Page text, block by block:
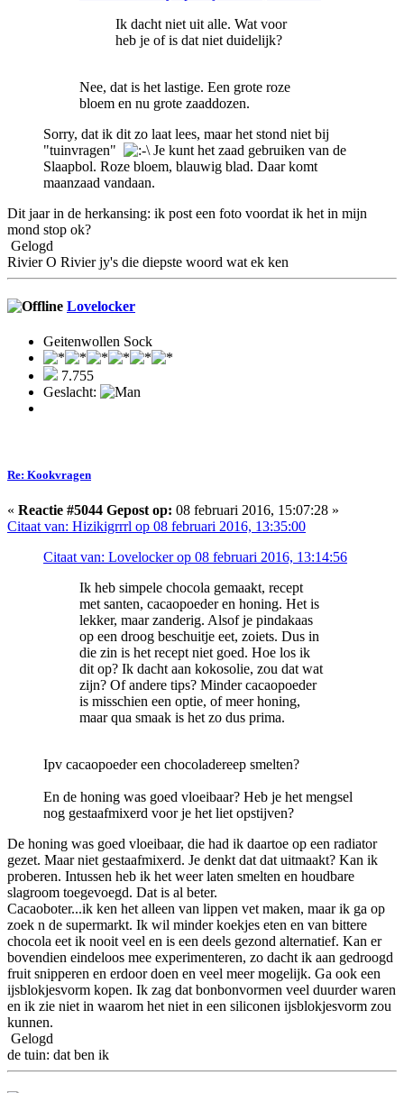
Ik dacht niet uit alle. Wat voor
heb je of is dat niet duidelijk?
Nee, dat is het lastige. Een grote roze
bloem en nu grote zaaddozen.
Sorry, dat ik dit zo laat lees, maar het stond niet bij
"tuinvragen"
Je kunt het zaad gebruiken van de
Slaapbol. Roze bloem, blauwig blad. Daar komt
maanzaad vandaan.
Dit jaar in de herkansing: ik post een foto voordat ik het in mijn
mond stop ok?
Gelogd
Rivier O Rivier jy's die diepste woord wat ek ken
Lovelocker
Geitenwollen Sock
7.755
Geslacht:
Re: Kookvragen
« Reactie #5044 Gepost op: 08 februari 2016, 15:07:28 »
Citaat van: Hizikigrrrl op 08 februari 2016, 13:35:00
Citaat van: Lovelocker op 08 februari 2016, 13:14:56
Ik heb simpele chocola gemaakt, recept
met santen, cacaopoeder en honing. Het is
lekker, maar zanderig. Alsof je pindakaas
op een droog beschuitje eet, zoiets. Dus in
die zin is het recept niet goed. Hoe los ik
dit op? Ik dacht aan kokosolie, zou dat wat
zijn? Of andere tips? Minder cacaopoeder
is misschien een optie, of meer honing,
maar qua smaak is het zo dus prima.
Ipv cacaopoeder een chocoladereep smelten?
En de honing was goed vloeibaar? Heb je het mengsel
nog gestaafmixerd voor je het liet opstijven?
De honing was goed vloeibaar, die had ik daartoe op een radiator
gezet. Maar niet gestaafmixerd. Je denkt dat dat uitmaakt? Kan ik
proberen. Intussen heb ik het weer laten smelten en houdbare
slagroom toegevoegd. Dat is al beter.
Cacaoboter...ik ken het alleen van lippen vet maken, maar ik ga op
zoek n de supermarkt. Ik wil minder koekjes eten en van bittere
chocola eet ik nooit veel en is een deels gezond alternatief. Kan er
bovendien eindeloos mee experimenteren, zo dacht ik aan gedroogd
fruit snipperen en erdoor doen en veel meer mogelijk. Ga ook een
ijsblokjesvorm kopen. Ik zag dat bonbonvormen veel duurder waren
en ik zie niet in waarom het niet in een siliconen ijsblokjesvorm zou
kunnen.
Gelogd
de tuin: dat ben ik